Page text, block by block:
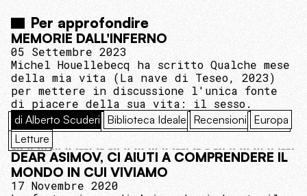
Per approfondire
MEMORIE DALL'INFERNO
05 Settembre 2023
Michel Houellebecq ha scritto Qualche mese
della mia vita (La nave di Teseo, 2023)
per mettere in discussione l'unica fonte
di piacere della sua vita: il sesso.
di Alberto Scuderi Biblioteca Ideale Recensioni Europa
Letture
DEAR ASIMOV, CI AIUTI A COMPRENDERE IL
MONDO IN CUI VIVIAMO
17 Novembre 2020